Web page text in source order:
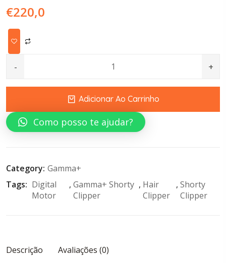
€220,0
GAMMA+ SHORTY CLIPPER PROFESSIONAL
Adicionar Ao Carrinho
Como posso te ajudar?
Category: Gamma+
Tags: Digital
Motor
, Gamma+ Shorty
Clipper
, Hair
Clipper
, Shorty
Clipper
Descrição
Avaliações (0)